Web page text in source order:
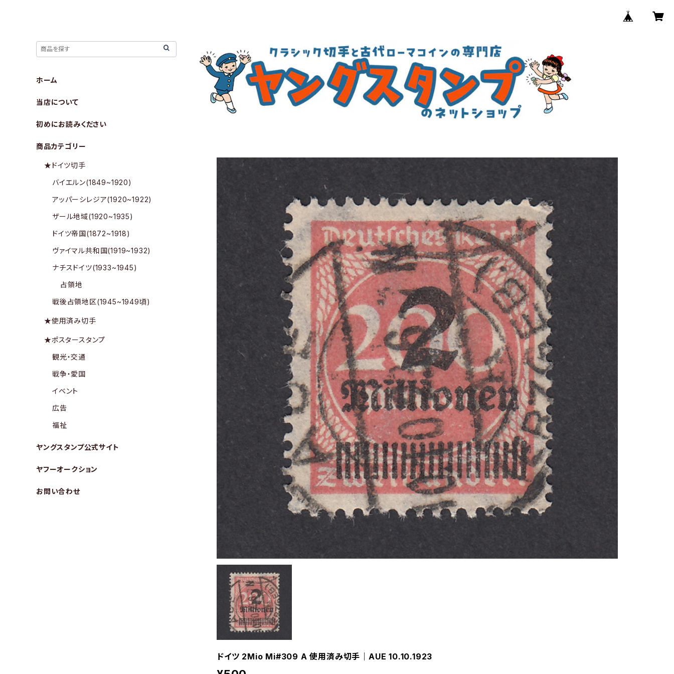
ドイツ 2Mio Mi#309 A 使用済み切手｜AUE 10.10.1923
ホーム
当店について
初めにお読みください
商品カテゴリー
★ドイツ切手
バイエルン(1849~1920)
アッパーシレジア(1920~1922)
ザール地域(1920~1935)
ドイツ帝国(1872~1918)
ヴァイマル共和国(1919~1932)
ナチスドイツ(1933~1945)
占領地
戦後占領地区(1945~1949頃)
★使用済み切手
★ポスタースタンプ
観光・交通
戦争・愛国
イベント
広告
福祉
ヤングスタンプ公式サイト
ヤフーオークション
お問い合わせ